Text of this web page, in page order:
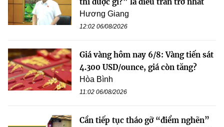
Hương Giang
12:02 06/08/2026
Giá vàng hôm nay 6/8: Vàng tiến sát
4.300 USD/ounce, giá còn tăng?
Hòa Bình
11:02 06/08/2026
Cần tiếp tục tháo gỡ “điểm nghẽn”